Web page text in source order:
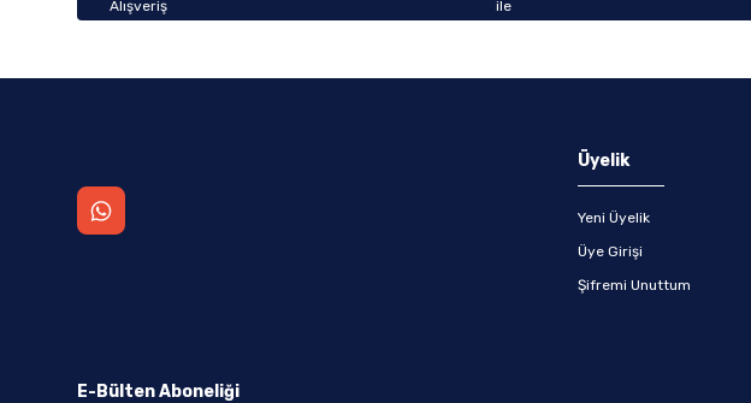
Üyelik
Yeni Üyelik
Üye Girişi
Şifremi Unuttum
E-Bülten Aboneliği